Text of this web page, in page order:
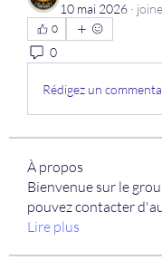
10 mai 2026 ·
0
0
Rédigez un
À propos
Bienvenue sur le
pouvez contacter
Lire plus